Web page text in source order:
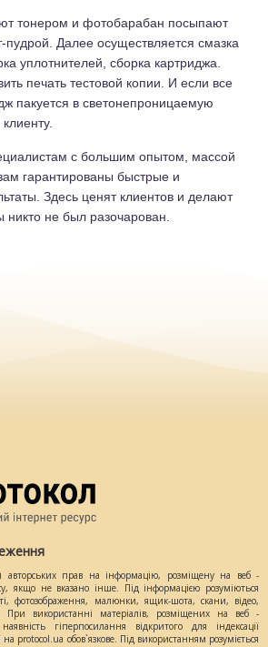
тонером и фотобарабан посыпают
пудрой. Далее осуществляется смазка
уплотнителей, сборка картриджа.
печать тестовой копии. И если все
пакуется в светонепроницаемую
с большим опытом, массой
гарантированы быстрые и
Здесь ценят клиентов и делают
никто не был разочарован.
авторських прав на інформацію, розміщену на веб -
якщо не вказано інше. Під інформацією розуміються
фотозображення, малюнки, ящик-шота, скани, відео,
При використанні матеріалів, розміщених на веб -
гіперпосилання відкритого для індексації
protocol.ua обов`язкове. Під використанням розуміється